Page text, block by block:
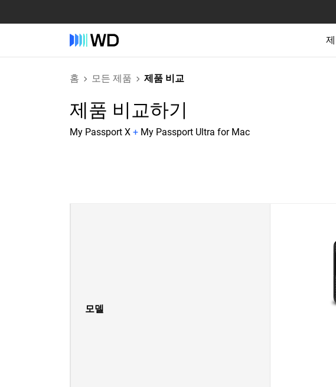
홈 모든 제품 제품 비교
제품 비교하기
My Passport X + My Passport Ultra for Mac
모델